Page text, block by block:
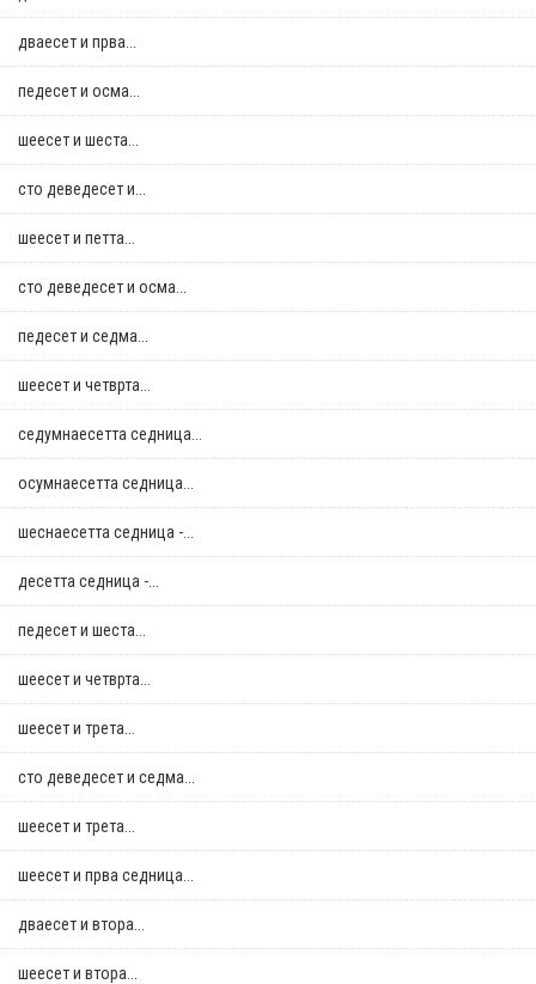
дваесет и прва...
педесет и осма...
шеесет и шеста...
сто деведесет и...
шеесет и петта...
сто деведесет и осма...
педесет и седма...
шеесет и четврта...
седумнаесетта седница...
осумнaесетта седница...
шеснаесетта седница -...
десетта седница -...
педесет и шеста...
шеесет и четврта...
шеесет и трета...
сто деведесет и седма...
шеесет и трета...
шеесет и прва седница...
дваесет и втора...
шеесет и втора...